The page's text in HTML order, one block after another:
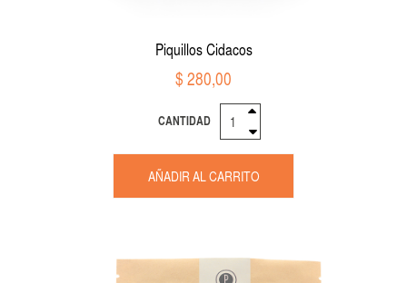
Piquillos Cidacos
$ 280,00
CANTIDAD
AÑADIR AL CARRITO